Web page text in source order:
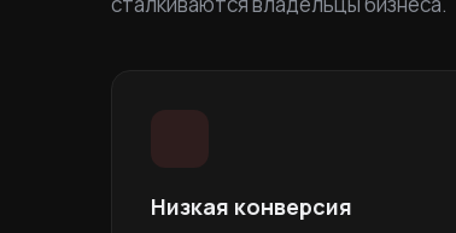
Низкая конверсия